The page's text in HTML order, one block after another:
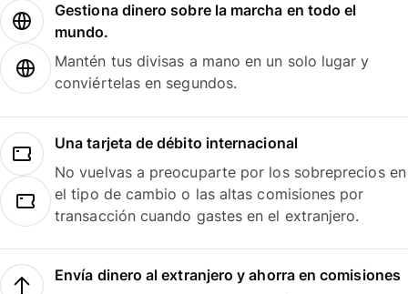
Gestiona dinero sobre la marcha en todo el
mundo.
Mantén tus divisas a mano en un solo lugar y
conviértelas en segundos.
Una tarjeta de débito internacional
No vuelvas a preocuparte por los sobreprecios en
el tipo de cambio o las altas comisiones por
transacción cuando gastes en el extranjero.
Envía dinero al extranjero y ahorra en comisiones